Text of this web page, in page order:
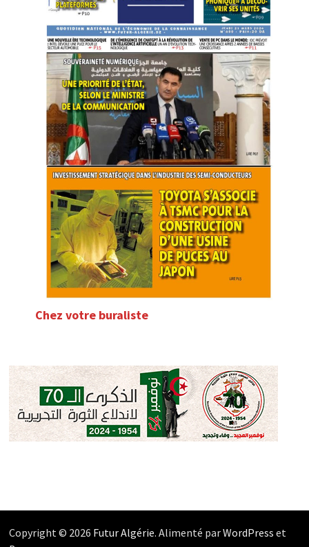
Chez votre buraliste
Copyright © 2026 Futur Algérie. Alimenté parWordPress et